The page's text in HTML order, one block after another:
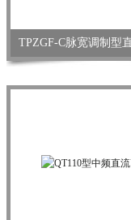
TPZGF-C脉宽调制型